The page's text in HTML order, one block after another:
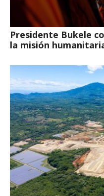
Presidente Bukele
la misión